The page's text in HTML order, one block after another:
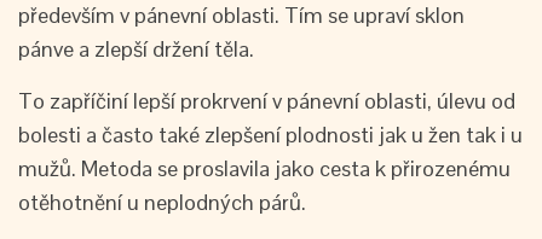
především v pánevní oblasti. Tím se upraví sklon
pánve a zlepší držení těla.
To zapříčiní lepší prokrvení v pánevní oblasti, úlevu od
bolesti a často také zlepšení plodnosti jak u žen tak i u
mužů. Metoda se proslavila jako cesta k přirozenému
otěhotnění u neplodných párů.